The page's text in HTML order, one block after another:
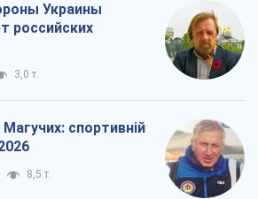
Украины
российских
3,0 т.
спортивній
8,5 т.